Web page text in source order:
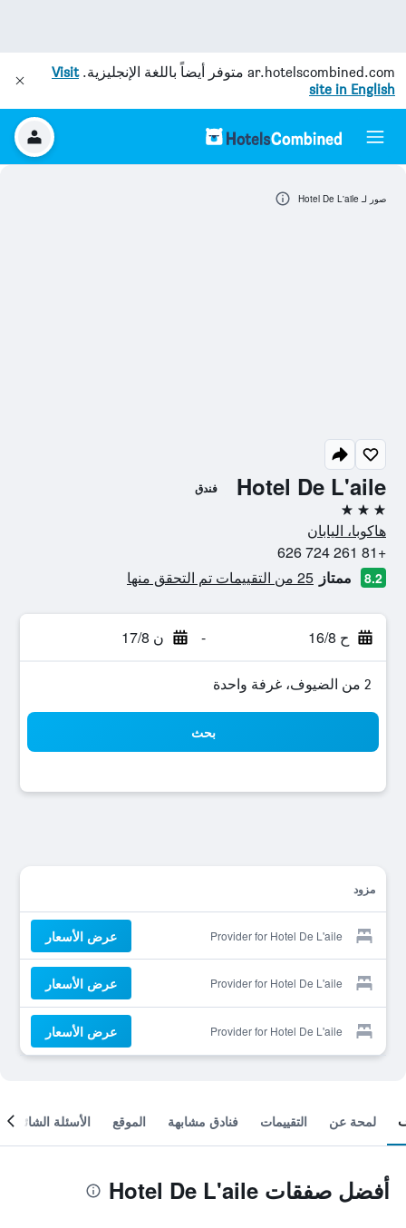
ar.hotelscombined.com متوفر أيضاً باللغة الإنجليزية.Visit
site in English
Hotel De L'aile فندق
3 نجوم
هاكوبا، اليابان
+81 261 724 626
8.2 ممتاز 25 من التقييمات تم التحقق منها
ح 16/8 - ن 17/8
2 من الضيوف، غرفة واحدة
بحث
مزود
Provider for Hotel De L'aile عرض الأسعار
Provider for Hotel De L'aile عرض الأسعار
Provider for Hotel De L'aile عرض الأسعار
صور لـ Hotel De L'aile
لمحة عن التقييمات فنادق مشابهة الموقع الأسئلة الشائعة
أفضل صفقات Hotel De L'aile